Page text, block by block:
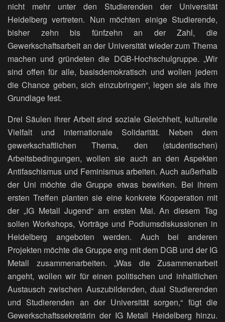
nicht mehr unter den Studierenden der Universität
Heidelberg vertreten. Nun möchten einige Studierende,
bisher zehn bis fünfzehn an der Zahl, die
Gewerkschaftsarbeit an der Universität wieder zum Thema
machen und gründeten die DGB-Hochschulgruppe. „Wir
sind offen für alle, basisdemokratisch und wollen jedem
die Chance geben, sich einzubringen“, legen sie als ihre
Grundlage fest.
Drei Säulen ihrer Arbeit sind soziale Gleichheit, kulturelle
Vielfalt und internationale Solidarität. Neben dem
gewerkschaftlichen Thema, den (studentischen)
Arbeitsbedingungen, wollen sie auch an den Aspekten
Antifaschismus und Feminismus arbeiten. Auch außerhalb
der Uni möchte die Gruppe etwas bewirken. Bei ihrem
ersten Treffen planten sie eine konkrete Kooperation mit
der „IG Metall Jugend“ am ersten Mai. An diesem Tag
sollen Workshops, Vorträge und Podiumsdiskussionen in
Heidelberg angeboten werden. Auch bei anderen
Projekten möchte die Gruppe eng mit dem DGB und der IG
Metall zusammenarbeiten. „Was die Zusammenarbeit
angeht, wollen wir für einen politischen und inhaltlichen
Austausch zwischen Auszubildenden, dual Studierenden
und Studierenden an der Universität sorgen,“ fügt die
Gewerkschaftssekretärin der IG Metall Heidelberg hinzu.